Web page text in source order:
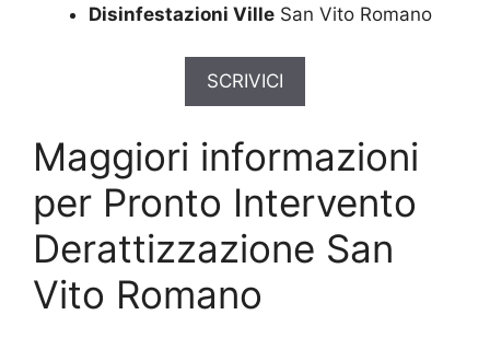
Disinfestazioni Ville San Vito Romano
SCRIVICI
Maggiori informazioni
per Pronto Intervento
Derattizzazione San
Vito Romano